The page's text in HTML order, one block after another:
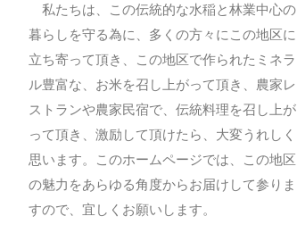
私たちは、この伝統的な水稲と林業中心の
暮らしを守る為に、多くの方々にこの地区に
立ち寄って頂き、この地区で作られたミネラ
ル豊富な、お米を召し上がって頂き、農家レ
ストランや農家民宿で、伝統料理を召し上が
って頂き、激励して頂けたら、大変うれしく
思います。このホームページでは、この地区
の魅力をあらゆる角度からお届けして参りま
すので、宜しくお願いします。